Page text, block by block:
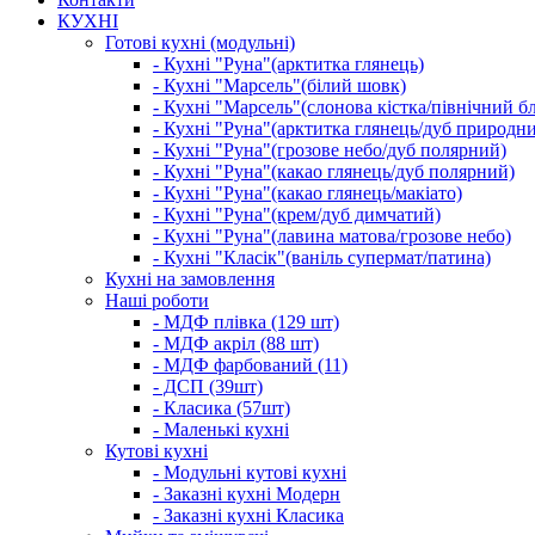
КУХНІ
Готові кухні (модульні)
- Кухні "Руна"(арктитка глянець)
- Кухні "Марсель"(білий шовк)
- Кухні "Марсель"(слонова кістка/північний
- Кухні "Руна"(арктитка глянець/дуб
- Кухні "Руна"(грозове небо/дуб полярний)
- Кухні "Руна"(какао глянець/дуб полярний)
- Кухні "Руна"(какао глянець/макіато)
- Кухні "Руна"(крем/дуб димчатий)
- Кухні "Руна"(лавина матова/грозове небо)
- Кухні "Класік"(ваніль супермат/патина)
Кухні на замовлення
Наші роботи
- МДФ плівка (129 шт)
- МДФ акріл (88 шт)
- МДФ фарбований (11)
- ДСП (39шт)
- Класика (57шт)
- Маленькі кухні
Кутові кухні
- Модульні кутові кухні
- Заказні кухні Модерн
- Заказні кухні Класика